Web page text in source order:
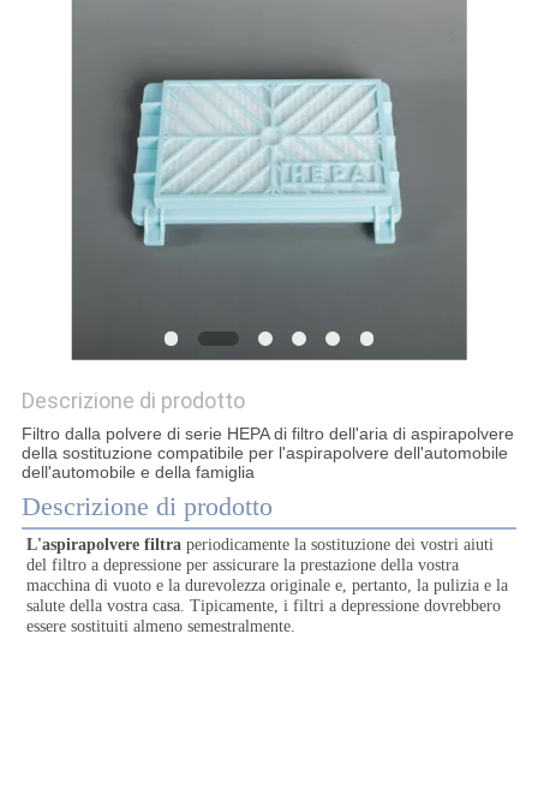
PRIVACY
Descrizione di prodotto
Filtro dalla polvere di serie HEPA di filtro dell'aria di aspirapolvere
della sostituzione compatibile per l'aspirapolvere dell'automobile
dell'automobile e della famiglia
Descrizione di prodotto
L'aspirapolvere filtra periodicamente la sostituzione dei vostri aiuti
del filtro a depressione per assicurare la prestazione della vostra
macchina di vuoto e la durevolezza originale e, pertanto, la pulizia e la
salute della vostra casa. Tipicamente, i filtri a depressione dovrebbero
essere sostituiti almeno semestralmente.